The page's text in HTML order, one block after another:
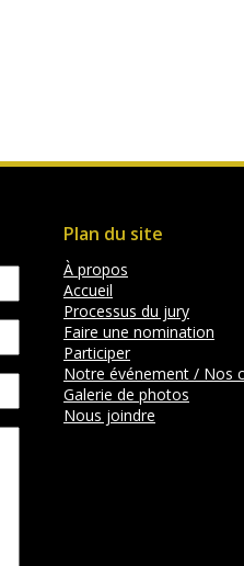
Plan du site
À propos
Accueil
Processus du jury
Faire une nomination
Participer
Notre événement / Nos
Galerie de photos
Nous joindre